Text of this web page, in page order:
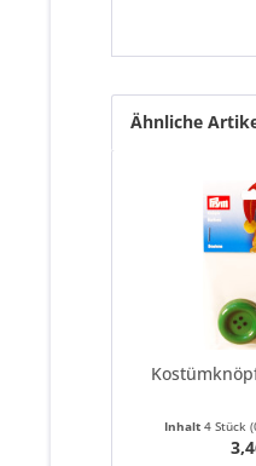
Ähnliche
Inhalt4 Stück